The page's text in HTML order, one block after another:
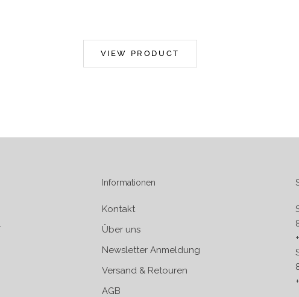
VIEW PRODUCT
Informationen
Kontakt
Über uns
Newsletter Anmeldung
Versand & Retouren
AGB